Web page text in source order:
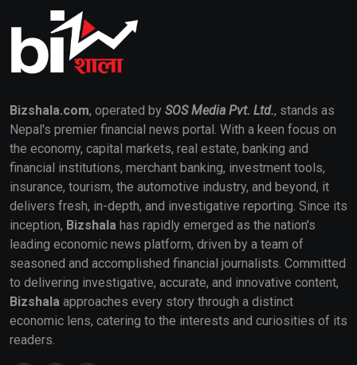
Bizshala.com, operated by SOS Media Pvt. Ltd., stands as
Nepal's premier financial news portal. With a keen focus on
the economy, capital markets, real estate, banking and
financial institutions, merchant banking, investment tools,
insurance, tourism, the automotive industry, and beyond, it
delivers fresh, in-depth, and investigative reporting. Since its
inception, Bizshala has rapidly emerged as the nation's
leading economic news platform, driven by a team of
seasoned and accomplished financial journalists. Committed
to delivering investigative, accurate, and innovative content,
Bizshala approaches every story through a distinct
economic lens, catering to the interests and curiosities of its
readers.